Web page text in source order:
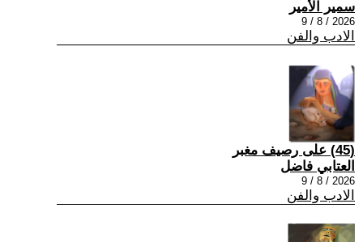
سمير الأمير
2026 / 8 / 9
الادب والفن
(45) على رصيف مغبر
العتابي فاضل
2026 / 8 / 9
الادب والفن